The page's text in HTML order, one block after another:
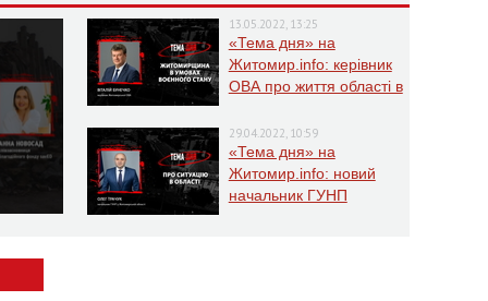
13.05.2022, 13:25
«Тема дня» на
Житомир.info: керівник
ОВА про життя області в
29.04.2022, 10:59
«Тема дня» на
Житомир.info: новий
начальник ГУНП